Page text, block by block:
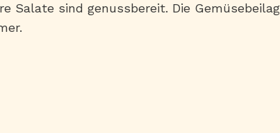
Salate sind genussbereit. Die